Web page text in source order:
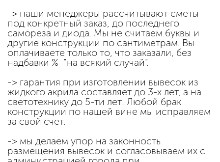
-> наши менеджеры рассчитывают сметы
под конкретный заказ, до последнего
самореза и диода. Мы не считаем буквы и
другие конструкции по сантиметрам. Вы
оплачиваете только то, что заказали, без
надбавки % “на всякий случай”.
-> гарантия при изготовлении вывесок из
жидкого акрила составляет до 3-х лет, а на
светотехнику до 5-ти лет! Любой брак
конструкции по нашей вине мы исправляем
за свой счет.
-> мы делаем упор на законность
размещения вывесок и согласовываем их с